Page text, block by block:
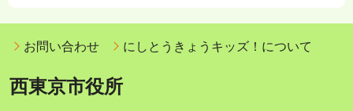
お問い合わせ にしとうきょうキッズ！について
西東京市役所